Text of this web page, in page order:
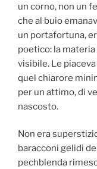
un corno, non un
che al buio
un portafortuna,
poetico: la
visibile. Le
quel chiarore
per un attimo, di
nascosto.
Non era
baracconi gelidi
pechblenda